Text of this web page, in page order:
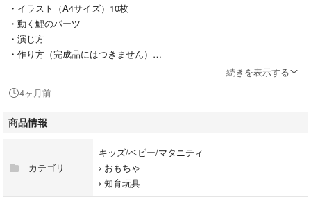
・イラスト（A4サイズ）10枚
・動く鯉のパーツ
・演じ方
・作り方（完成品にはつきません）
到着後、ご自身で作成していただく『未完成品』なります。
---------------------------------------
【完成品への変更について】
＋500円で、完成品（A4サイズのスケッチブック）に変更可能です。
ご購入前にコメントにてお知らせください。
続きを表示する
4ヶ月前
商品情報
カテゴリ
キッズ/ベビー/マタニティ
› おもちゃ
› 知育玩具